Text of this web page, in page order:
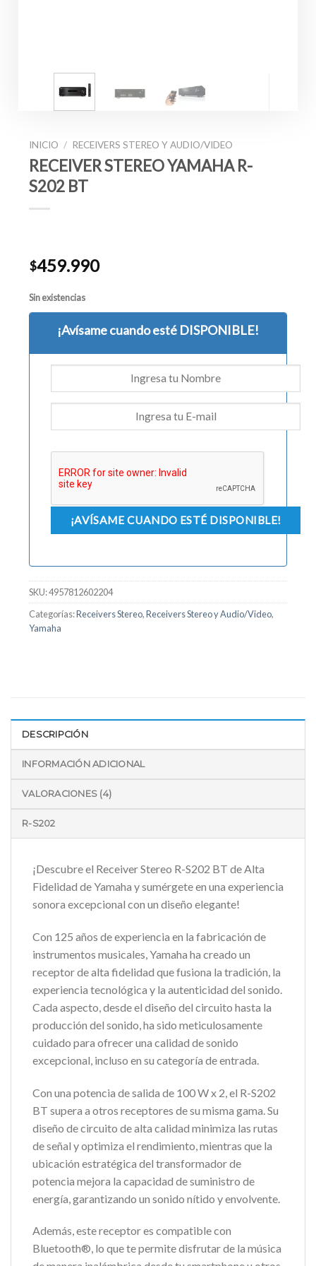
INICIO / RECEIVERS STEREO Y AUDIO/VIDEO
RECEIVER STEREO YAMAHA R-
S202 BT
con4.50
de 5 en
valoraciones
$459.990
Sin existencias
¡Avísame cuando esté DISPONIBLE!
SKU:4957812602204
Categorías:Receivers Stereo,Receivers Stereo y Audio/Video,
Yamaha
DESCRIPCIÓN
INFORMACIÓN ADICIONAL
VALORACIONES (4)
R-S202
¡Descubre el Receiver Stereo R-S202 BT de Alta
Fidelidad de Yamaha y sumérgete en una experiencia
sonora excepcional con un diseño elegante!
Con 125 años de experiencia en la fabricación de
instrumentos musicales, Yamaha ha creado un
receptor de alta fidelidad que fusiona la tradición, la
experiencia tecnológica y la autenticidad del sonido.
Cada aspecto, desde el diseño del circuito hasta la
producción del sonido, ha sido meticulosamente
cuidado para ofrecer una calidad de sonido
excepcional, incluso en su categoría de entrada.
Con una potencia de salida de 100 W x 2, el R-S202
BT supera a otros receptores de su misma gama. Su
diseño de circuito de alta calidad minimiza las rutas
de señal y optimiza el rendimiento, mientras que la
ubicación estratégica del transformador de
potencia mejora la capacidad de suministro de
energía, garantizando un sonido nítido y envolvente.
Además, este receptor es compatible con
Bluetooth®, lo que te permite disfrutar de la música